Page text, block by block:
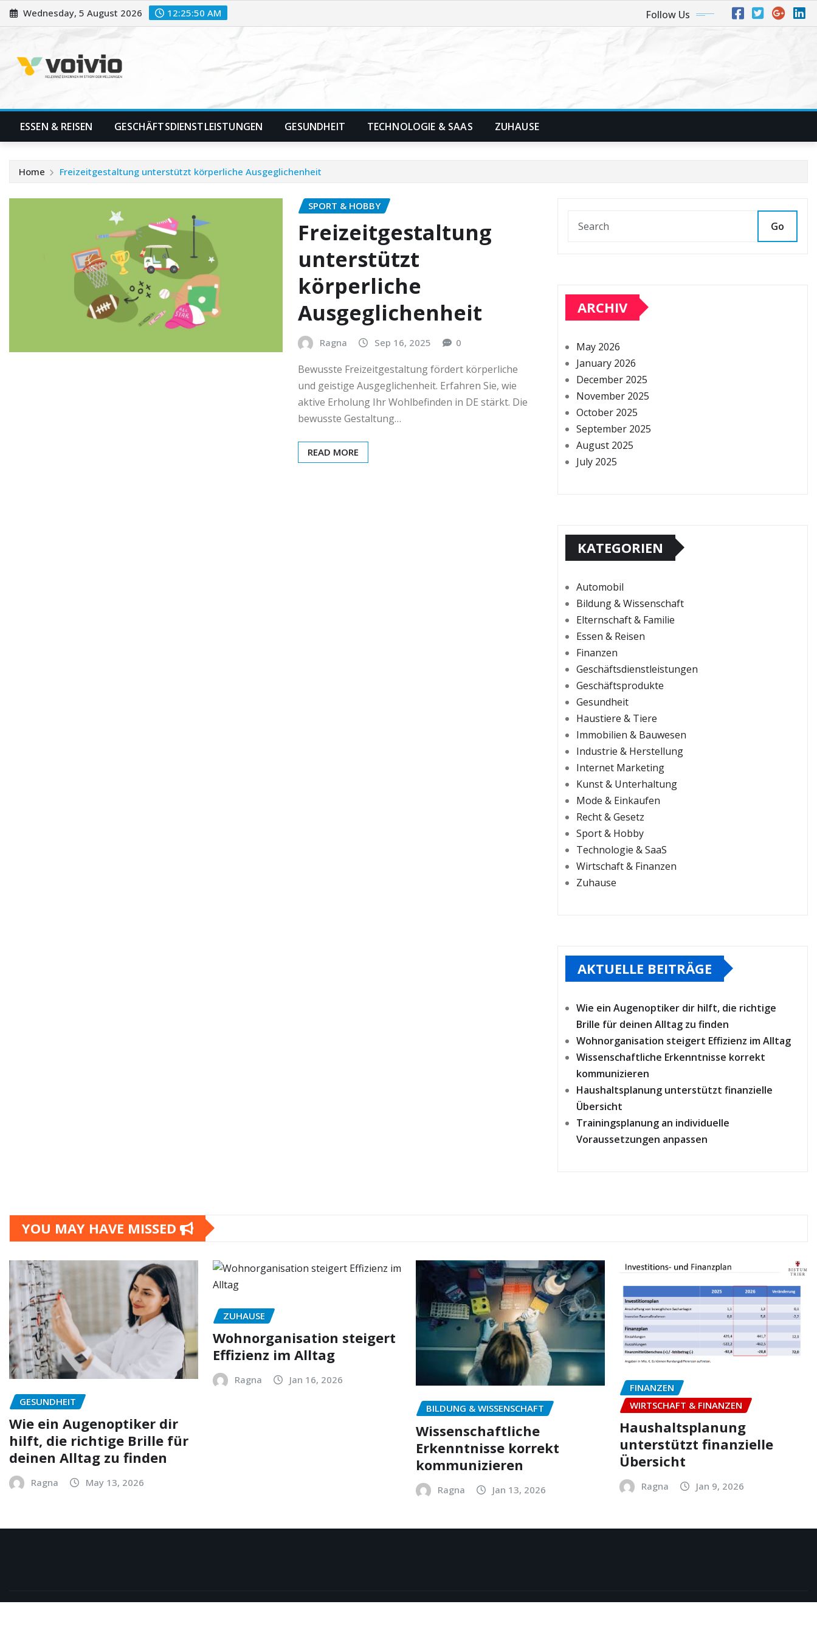
Skip
to
Wednesday, 5 August 2026 12:25:51 AM Follow Us
ESSEN & REISEN GESCHÄFTSDIENSTLEISTUNGEN GESUNDHEIT TECHNOLOGIE & SAAS ZUHAUSE
Home Freizeitgestaltung unterstützt körperliche Ausgeglichenheit
SPORT & HOBBY
Freizeitgestaltung
unterstützt
körperliche
Ausgeglichenheit
Ragna Sep 16, 2025 0
Bewusste Freizeitgestaltung fördert körperliche
und geistige Ausgeglichenheit. Erfahren Sie, wie
aktive Erholung Ihr Wohlbefinden in DE stärkt. Die
bewusste Gestaltung…
READ MORE
Go
ARCHIV
May 2026
January 2026
December 2025
November 2025
October 2025
September 2025
August 2025
July 2025
KATEGORIEN
Automobil
Bildung & Wissenschaft
Elternschaft & Familie
Essen & Reisen
Finanzen
Geschäftsdienstleistungen
Geschäftsprodukte
Gesundheit
Haustiere & Tiere
Immobilien & Bauwesen
Industrie & Herstellung
Internet Marketing
Kunst & Unterhaltung
Mode & Einkaufen
Recht & Gesetz
Sport & Hobby
Technologie & SaaS
Wirtschaft & Finanzen
Zuhause
AKTUELLE BEITRÄGE
Wie ein Augenoptiker dir hilft, die richtige
Brille für deinen Alltag zu finden
Wohnorganisation steigert Effizienz im Alltag
Wissenschaftliche Erkenntnisse korrekt
kommunizieren
Haushaltsplanung unterstützt finanzielle
Übersicht
Trainingsplanung an individuelle
Voraussetzungen anpassen
YOU MAY HAVE MISSED
GESUNDHEIT
Wie ein Augenoptiker dir
hilft, die richtige Brille für
deinen Alltag zu finden
Ragna May 13, 2026
ZUHAUSE
Wohnorganisation steigert
Effizienz im Alltag
Ragna Jan 16, 2026
BILDUNG & WISSENSCHAFT
Wissenschaftliche
Erkenntnisse korrekt
kommunizieren
Ragna Jan 13, 2026
FINANZEN
WIRTSCHAFT & FINANZEN
Haushaltsplanung
unterstützt finanzielle
Übersicht
Ragna Jan 9, 2026